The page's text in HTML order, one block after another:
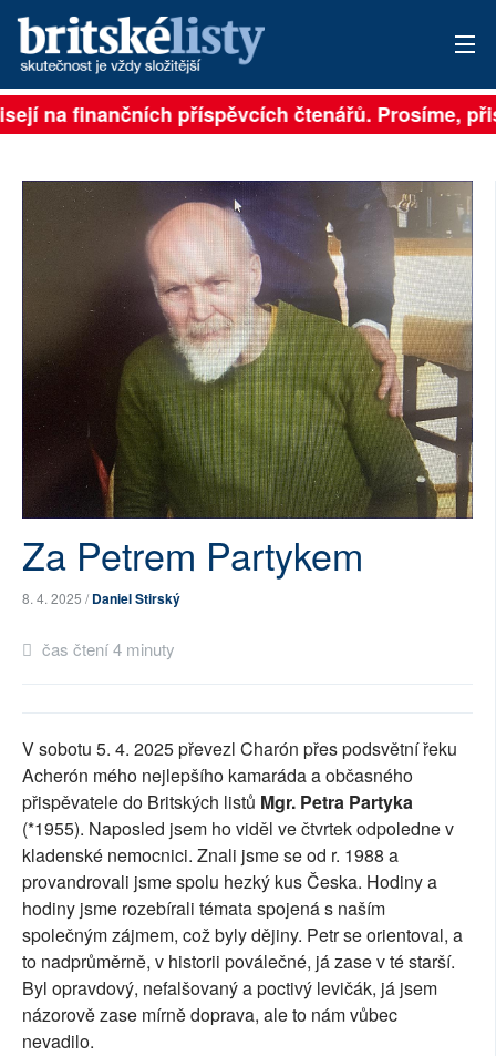
PŘIHLÁSIT
ARCHIV
ROZHOVORY
TÉMATA
NEJČTENĚJŠÍ ZA 7 DNÍ
AUTOŘI
PŘÍSPĚVKY NA PROVOZ
SOCIÁLNÍ SÍTĚ
RUBRIKY
na finančních příspěvcích čtenářů. Prosíme,
Za Petrem Partykem
8. 4. 2025 /Daniel Stirský
čas čtení 4 minuty
V sobotu 5. 4. 2025 převezl Charón přes podsvětní řeku
Acherón mého nejlepšího kamaráda a občasného
přispěvatele do Britských listů Mgr. Petra Partyka
(*1955). Naposled jsem ho viděl ve čtvrtek odpoledne v
kladenské nemocnici. Znali jsme se od r. 1988 a
provandrovali jsme spolu hezký kus Česka. Hodiny a
hodiny jsme rozebírali témata spojená s naším
společným zájmem, což byly dějiny. Petr se orientoval, a
to nadprůměrně, v historii poválečné, já zase v té starší.
Byl opravdový, nefalšovaný a poctivý levičák, já jsem
názorově zase mírně doprava, ale to nám vůbec
nevadilo.